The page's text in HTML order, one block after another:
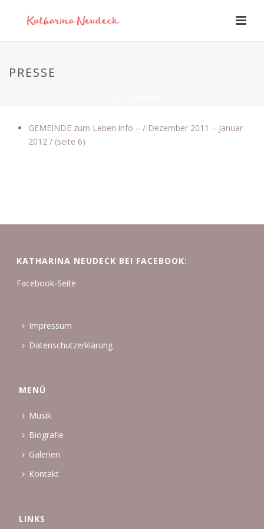
PRESSE
GEMEINDE zum Leben info – / Dezember 2011 – Januar
2012 / (seite 6)
KATHARINA NEUDECK BEI FACEBOOK:
Facebook-Seite
Impressum
Datenschutzerklärung
MENÜ
Musik
Biografie
Galerien
Kontakt
LINKS